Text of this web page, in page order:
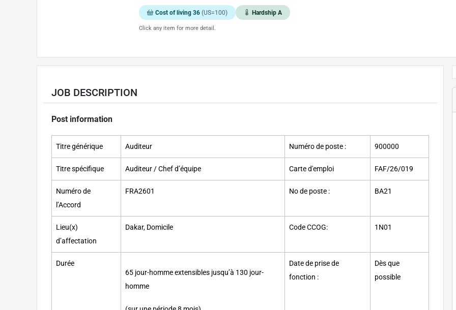
Cost of living 36 (US=100) Hardship A
Click any item for more detail.
JOB DESCRIPTION
Post information
Titre générique Auditeur Numéro de poste : 900000
Titre spécifique Auditeur / Chef d’équipe Carte d'emploi FAF/26/019
Numéro de
l’Accord
FRA2601 No de poste : BA21
Lieu(x)
d’affectation
Dakar, Domicile Code CCOG: 1N01
Durée
65 jour-homme extensibles jusqu’à 130 jour-
homme
Date de prise de
fonction :
Dès que
possible